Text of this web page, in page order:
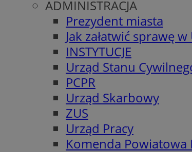
ADMINISTRACJA
Prezydent miasta
Jak załatwić sprawę
INSTYTUCJE
Urząd Stanu
PCPR
Urząd Skarbowy
ZUS
Urząd Pracy
Komenda Powiatowa